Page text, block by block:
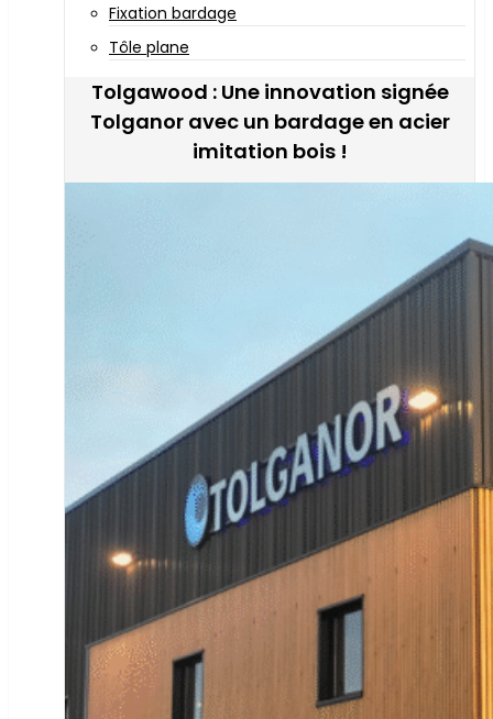
Fixation bardage
Tôle plane
Tolgawood : Une innovation signée
Tolganor avec un bardage en acier
imitation bois !